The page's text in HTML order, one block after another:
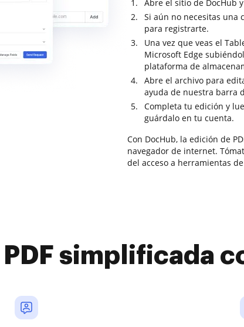
Abre el sitio de DocHub
Si aún no necesitas una
para registrarte.
Una vez que veas el
Microsoft Edge
plataforma de
Abre el archivo para
ayuda de nuestra barra
Completa tu edición y
guárdalo en tu cuenta.
Con DocHub, la edición de
navegador de internet.
del acceso a herramientas
PDF simplificada